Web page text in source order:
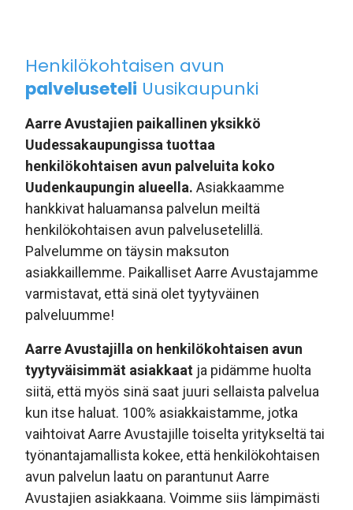
Henkilökohtaisen avun
palveluseteli Uusikaupunki
Aarre Avustajien paikallinen yksikkö
Uudessakaupungissa tuottaa
henkilökohtaisen avun palveluita koko
Uudenkaupungin alueella. Asiakkaamme
hankkivat haluamansa palvelun meiltä
henkilökohtaisen avun palvelusetelillä.
Palvelumme on täysin maksuton
asiakkaillemme. Paikalliset Aarre Avustajamme
varmistavat, että sinä olet tyytyväinen
palveluumme!
Aarre Avustajilla on henkilökohtaisen avun
tyytyväisimmät asiakkaat ja pidämme huolta
siitä, että myös sinä saat juuri sellaista palvelua
kun itse haluat. 100% asiakkaistamme, jotka
vaihtoivat Aarre Avustajille toiselta yritykseltä tai
työnantajamallista kokee, että henkilökohtaisen
avun palvelun laatu on parantunut Aarre
Avustajien asiakkaana. Voimme siis lämpimästi